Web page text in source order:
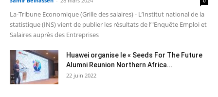
La-Tribune Economique (Grille des salaires) - L’Institut national de la
statistique (INS) vient de publier les résultats de l’"Enquête Emploi et
Salaires auprès des Entreprises
Huawei organise le « Seeds For The Future
Alumni Reunion Northern Africa...
22 juin 2022